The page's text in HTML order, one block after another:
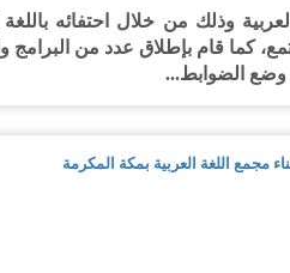
وذلك من خلال احتفائه باللغة
كما قام بإطلاق عدد من البرامج
وضع الضوابط...
مجمع اللغة العربية بمكة المكرمة